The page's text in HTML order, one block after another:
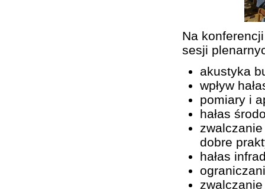
Na
sesji
akustyka
wpływ
pomiary i
hałas
dobre
hałas